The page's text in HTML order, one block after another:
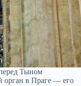
Тыном
орган в Праге — его